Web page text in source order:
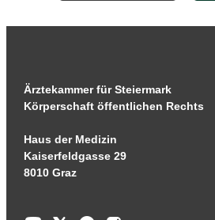
Ärztekammer für Steiermark
Körperschaft öffentlichen Rechts
Haus der Medizin
Kaiserfeldgasse 29
8010 Graz